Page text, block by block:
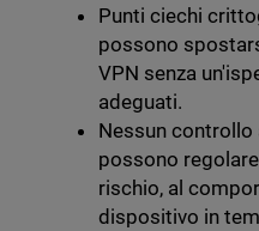
Punti ciechi
possono
VPN senza
adeguati.
Nessun controllo
possono
rischio, al
dispositivo in